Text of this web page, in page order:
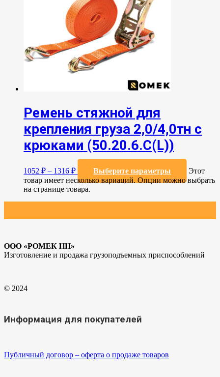
Ремень стяжной для
крепления груза 2,0/4,0тн с
крюками (50.20.6.C(L))
1052 ₽ – 1316 ₽ Выберите параметры
Этот
товар имеет несколько вариаций. Опции можно выбрать
на странице товара.
ООО «РОМЕК НН»
Изготовление и продажа грузоподъемных приспособлений
© 2024
Информация для покупателей
Публичный договор – оферта о продаже товаров